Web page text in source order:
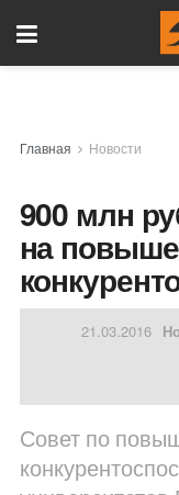
Главная Новости
900 млн
на
21.03.2016
Совет по